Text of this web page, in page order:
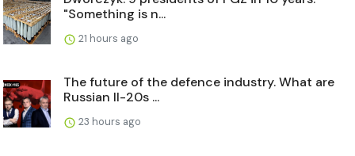
"Something is n...
21 hours ago
The future of the defence industry. What are
Russian Il-20s ...
23 hours ago